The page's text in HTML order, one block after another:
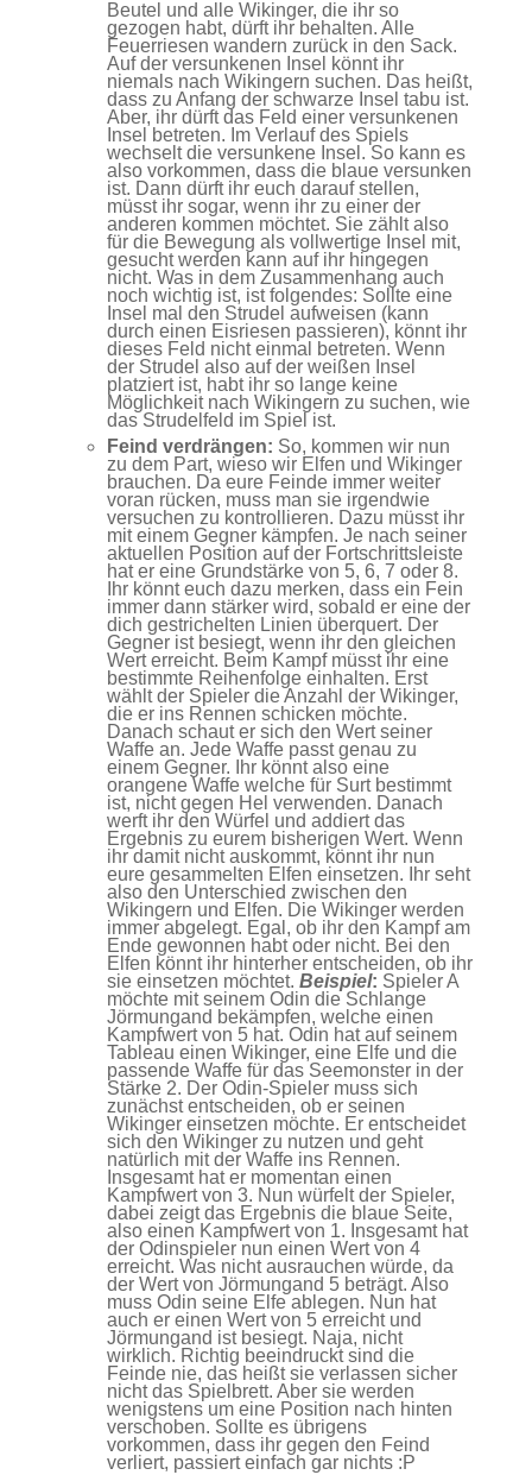
Beutel und alle Wikinger, die ihr so
gezogen habt, dürft ihr behalten. Alle
Feuerriesen wandern zurück in den Sack.
Auf der versunkenen Insel könnt ihr
niemals nach Wikingern suchen. Das heißt,
dass zu Anfang der schwarze Insel tabu ist.
Aber, ihr dürft das Feld einer versunkenen
Insel betreten. Im Verlauf des Spiels
wechselt die versunkene Insel. So kann es
also vorkommen, dass die blaue versunken
ist. Dann dürft ihr euch darauf stellen,
müsst ihr sogar, wenn ihr zu einer der
anderen kommen möchtet. Sie zählt also
für die Bewegung als vollwertige Insel mit,
gesucht werden kann auf ihr hingegen
nicht. Was in dem Zusammenhang auch
noch wichtig ist, ist folgendes: Sollte eine
Insel mal den Strudel aufweisen (kann
durch einen Eisriesen passieren), könnt ihr
dieses Feld nicht einmal betreten. Wenn
der Strudel also auf der weißen Insel
platziert ist, habt ihr so lange keine
Möglichkeit nach Wikingern zu suchen, wie
das Strudelfeld im Spiel ist.
Feind verdrängen: So, kommen wir nun
zu dem Part, wieso wir Elfen und Wikinger
brauchen. Da eure Feinde immer weiter
voran rücken, muss man sie irgendwie
versuchen zu kontrollieren. Dazu müsst ihr
mit einem Gegner kämpfen. Je nach seiner
aktuellen Position auf der Fortschrittsleiste
hat er eine Grundstärke von 5, 6, 7 oder 8.
Ihr könnt euch dazu merken, dass ein Fein
immer dann stärker wird, sobald er eine der
dich gestrichelten Linien überquert. Der
Gegner ist besiegt, wenn ihr den gleichen
Wert erreicht. Beim Kampf müsst ihr eine
bestimmte Reihenfolge einhalten. Erst
wählt der Spieler die Anzahl der Wikinger,
die er ins Rennen schicken möchte.
Danach schaut er sich den Wert seiner
Waffe an. Jede Waffe passt genau zu
einem Gegner. Ihr könnt also eine
orangene Waffe welche für Surt bestimmt
ist, nicht gegen Hel verwenden. Danach
werft ihr den Würfel und addiert das
Ergebnis zu eurem bisherigen Wert. Wenn
ihr damit nicht auskommt, könnt ihr nun
eure gesammelten Elfen einsetzen. Ihr seht
also den Unterschied zwischen den
Wikingern und Elfen. Die Wikinger werden
immer abgelegt. Egal, ob ihr den Kampf am
Ende gewonnen habt oder nicht. Bei den
Elfen könnt ihr hinterher entscheiden, ob ihr
sie einsetzen möchtet. Beispiel: Spieler A
möchte mit seinem Odin die Schlange
Jörmungand bekämpfen, welche einen
Kampfwert von 5 hat. Odin hat auf seinem
Tableau einen Wikinger, eine Elfe und die
passende Waffe für das Seemonster in der
Stärke 2. Der Odin-Spieler muss sich
zunächst entscheiden, ob er seinen
Wikinger einsetzen möchte. Er entscheidet
sich den Wikinger zu nutzen und geht
natürlich mit der Waffe ins Rennen.
Insgesamt hat er momentan einen
Kampfwert von 3. Nun würfelt der Spieler,
dabei zeigt das Ergebnis die blaue Seite,
also einen Kampfwert von 1. Insgesamt hat
der Odinspieler nun einen Wert von 4
erreicht. Was nicht ausrauchen würde, da
der Wert von Jörmungand 5 beträgt. Also
muss Odin seine Elfe ablegen. Nun hat
auch er einen Wert von 5 erreicht und
Jörmungand ist besiegt. Naja, nicht
wirklich. Richtig beeindruckt sind die
Feinde nie, das heißt sie verlassen sicher
nicht das Spielbrett. Aber sie werden
wenigstens um eine Position nach hinten
verschoben. Sollte es übrigens
vorkommen, dass ihr gegen den Feind
verliert, passiert einfach gar nichts :P